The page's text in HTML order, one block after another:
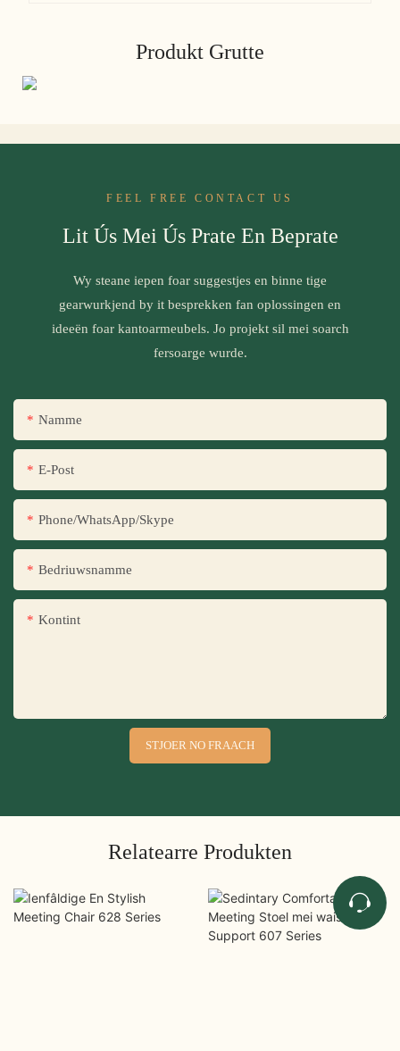
Produkt Grutte
FEEL FREE CONTACT US
Lit Ús Mei Ús Prate En Beprate
Wy steane iepen foar suggestjes en binne tige
gearwurkjend by it besprekken fan oplossingen en
ideeën foar kantoarmeubels. Jo projekt sil mei soarch
fersoarge wurde.
Namme
E-Post
Phone/WhatsApp/Skype
Bedriuwsnamme
Kontint
STJOER NO FRAACH
Relatearre Produkten